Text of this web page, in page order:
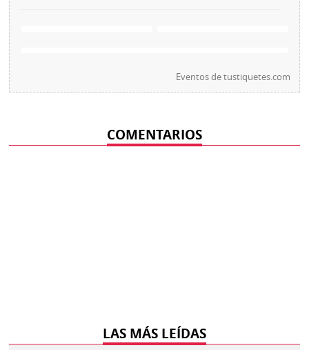
Eventos detustiquetes.com
COMENTARIOS
LAS MÁS LEÍDAS